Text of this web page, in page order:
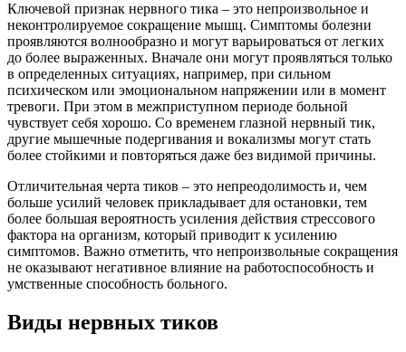
Ключевой признак нервного тика – это непроизвольное и
неконтролируемое сокращение мышц. Симптомы болезни
проявляются волнообразно и могут варьироваться от легких
до более выраженных. Вначале они могут проявляться только
в определенных ситуациях, например, при сильном
психическом или эмоциональном напряжении или в момент
тревоги. При этом в межприступном периоде больной
чувствует себя хорошо. Со временем глазной нервный тик,
другие мышечные подергивания и вокализмы могут стать
более стойкими и повторяться даже без видимой причины.
Отличительная черта тиков – это непреодолимость и, чем
больше усилий человек прикладывает для остановки, тем
более большая вероятность усиления действия стрессового
фактора на организм, который приводит к усилению
симптомов. Важно отметить, что непроизвольные сокращения
не оказывают негативное влияние на работоспособность и
умственные способность больного.
Виды нервных тиков